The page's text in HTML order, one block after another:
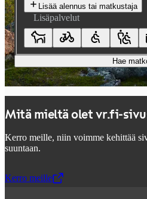
Lisää alennus tai matkustaja
Lisäpalvelut
Hae
Mitä mieltä olet vr.fi-
Kerro meille, niin voimme kehittää
suuntaan.
Kerro meille
,Avataan uudessa välilehdessä